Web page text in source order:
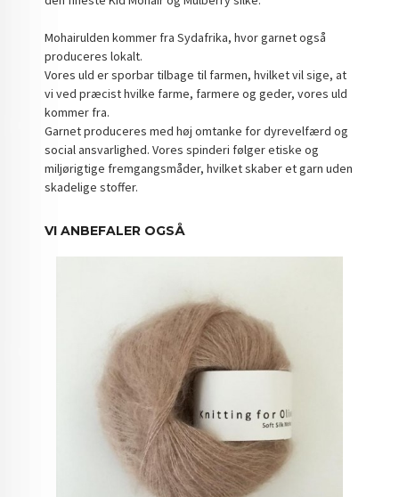
Mohairulden kommer fra Sydafrika, hvor garnet også
produceres lokalt.
Vores uld er sporbar tilbage til farmen, hvilket vil sige, at
vi ved præcist hvilke farme, farmere og geder, vores uld
kommer fra.
Garnet produceres med høj omtanke for dyrevelfærd og
social ansvarlighed. Vores spinderi følger etiske og
miljørigtige fremgangsmåder, hvilket skaber et garn uden
skadelige stoffer.
VI ANBEFALER OGSÅ